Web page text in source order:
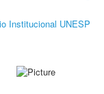
Institucional UNESP